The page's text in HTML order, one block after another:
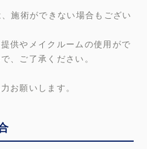
施術ができない場合もござい
供やメイクルームの使用がで
、ご了承ください。
お願いします。